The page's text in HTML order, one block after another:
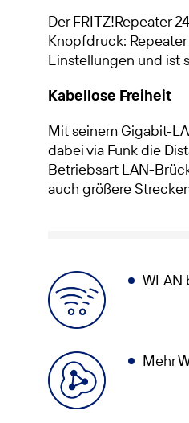
Der FRITZ!Repeater
Knopfdruck:
Einstellungen und ist
Kabellose Freiheit
Mit seinem Gigabit-
dabei via Funk die
Betriebsart LAN-
auch größere
WLAN
Mehr